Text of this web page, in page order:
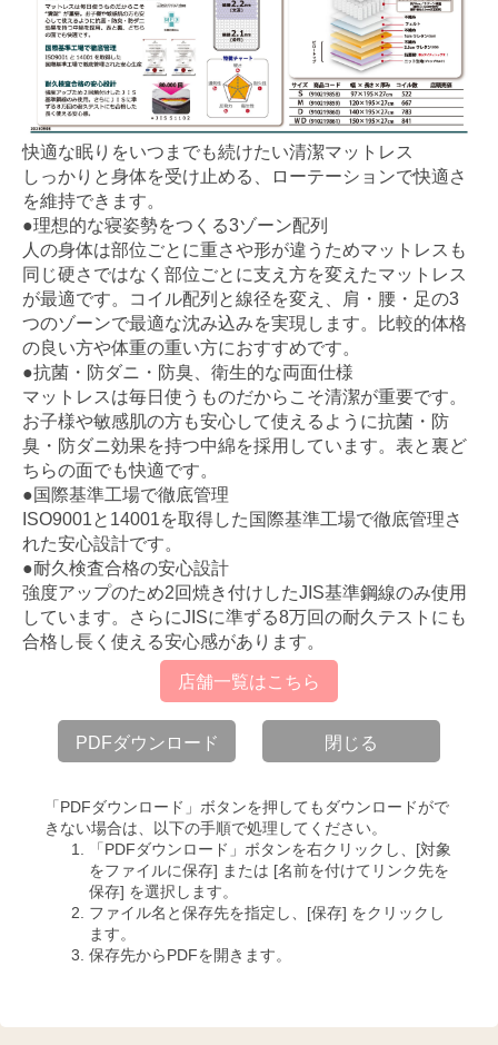
快適な眠りをいつまでも続けたい清潔マットレス
しっかりと身体を受け止める、ローテーションで快適さ
を維持できます。
●理想的な寝姿勢をつくる3ゾーン配列
人の身体は部位ごとに重さや形が違うためマットレスも
同じ硬さではなく部位ごとに支え方を変えたマットレス
が最適です。コイル配列と線径を変え、肩・腰・足の3
つのゾーンで最適な沈み込みを実現します。比較的体格
の良い方や体重の重い方におすすめです。
●抗菌・防ダニ・防臭、衛生的な両面仕様
マットレスは毎日使うものだからこそ清潔が重要です。
お子様や敏感肌の方も安心して使えるように抗菌・防
臭・防ダニ効果を持つ中綿を採用しています。表と裏ど
ちらの面でも快適です。
●国際基準工場で徹底管理
ISO9001と14001を取得した国際基準工場で徹底管理さ
れた安心設計です。
●耐久検査合格の安心設計
強度アップのため2回焼き付けしたJIS基準鋼線のみ使用
しています。さらにJISに準ずる8万回の耐久テストにも
合格し長く使える安心感があります。
店舗一覧はこちら
PDFダウンロード 閉じる
「PDFダウンロード」ボタンを押してもダウンロードがで
きない場合は、以下の手順で処理してください。
「PDFダウンロード」ボタンを右クリックし、[対象
をファイルに保存] または [名前を付けてリンク先を
保存] を選択します。
ファイル名と保存先を指定し、[保存] をクリックし
ます。
保存先からPDFを開きます。